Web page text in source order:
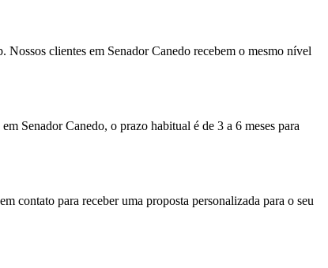
clientes em Senador Canedo recebem o mesmo nível
Senador Canedo, o prazo habitual é de 3 a 6 meses para
contato para receber uma proposta personalizada para o seu